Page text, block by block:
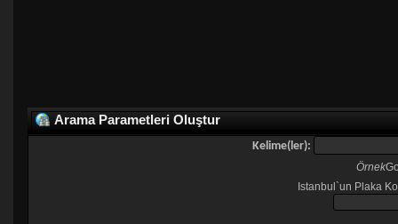
Arama Parametleri Oluştur
Kelime(ler):
Örnek
Istanbul`un Plaka